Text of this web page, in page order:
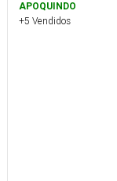
APOQUINDO
+5 Vendidos